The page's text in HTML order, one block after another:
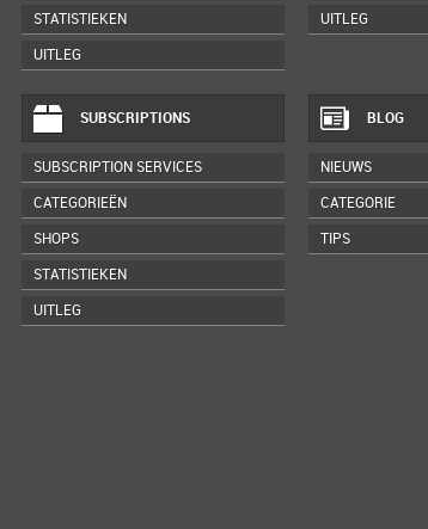
STATISTIEKEN
UITLEG
UITLEG
SUBSCRIPTIONS
SUBSCRIPTION SERVICES
CATEGORIEËN
SHOPS
STATISTIEKEN
UITLEG
BLOG
NIEUWS
CATEGORIE
TIPS